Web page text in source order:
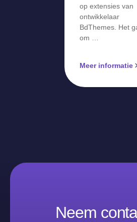
op extensies van
ontwikkelaar
BdThemes. Het
om …
Meer informatie
Neem